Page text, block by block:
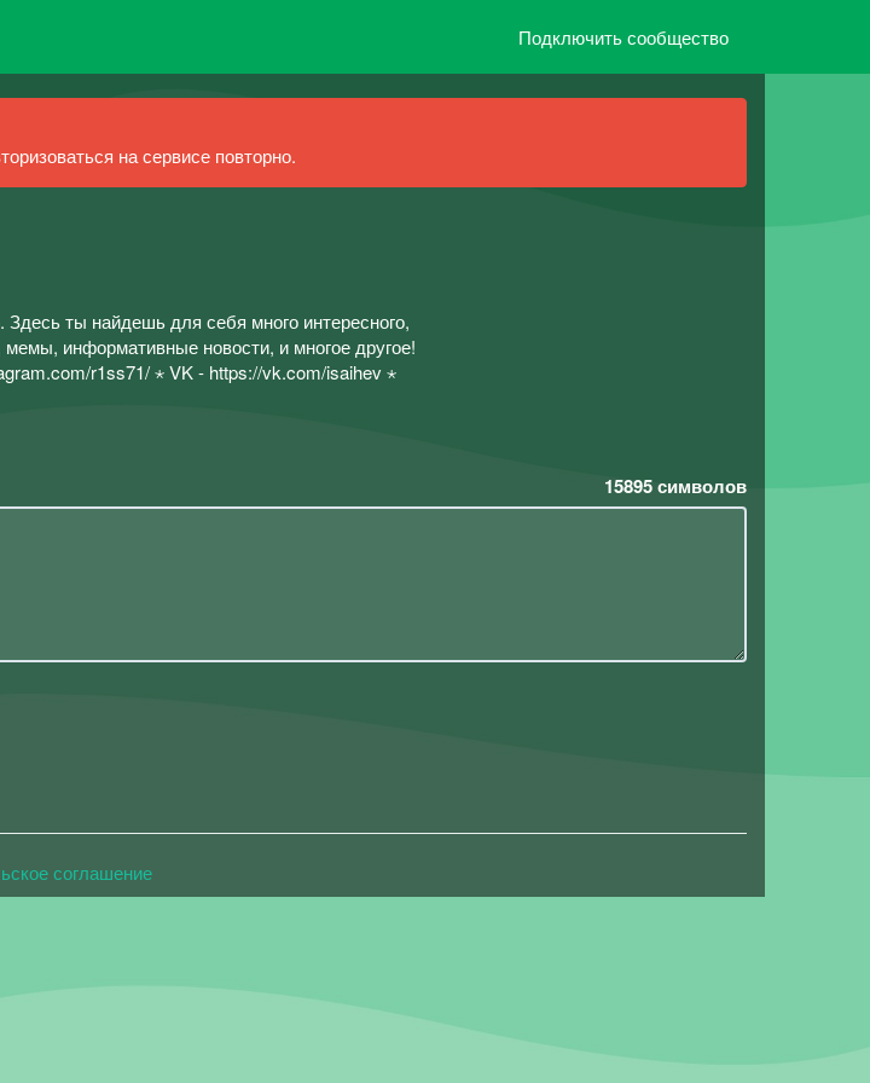
Подключить сообщество
на сервисе повторно.
ты найдешь для себя много интересного,
информативные новости, и многое другое!
r1ss71/ ⋆ VK - https://vk.com/isaihev ⋆
15895символов
соглашение